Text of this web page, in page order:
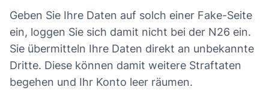
Geben Sie Ihre Daten auf solch einer Fake-Seite
ein, loggen Sie sich damit nicht bei der N26 ein.
Sie übermitteln Ihre Daten direkt an unbekannte
Dritte. Diese können damit weitere Straftaten
begehen und Ihr Konto leer räumen.